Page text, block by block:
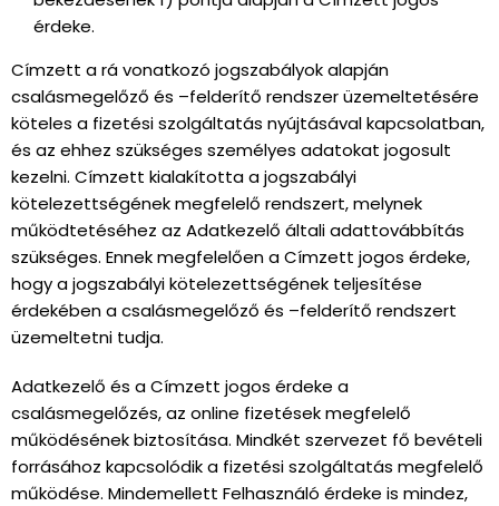
érdeke.
Címzett a rá vonatkozó jogszabályok alapján
csalásmegelőző és –felderítő rendszer üzemeltetésére
köteles a fizetési szolgáltatás nyújtásával kapcsolatban,
és az ehhez szükséges személyes adatokat jogosult
kezelni. Címzett kialakította a jogszabályi
kötelezettségének megfelelő rendszert, melynek
működtetéséhez az Adatkezelő általi adattovábbítás
szükséges. Ennek megfelelően a Címzett jogos érdeke,
hogy a jogszabályi kötelezettségének teljesítése
érdekében a csalásmegelőző és –felderítő rendszert
üzemeltetni tudja.
Adatkezelő és a Címzett jogos érdeke a
csalásmegelőzés, az online fizetések megfelelő
működésének biztosítása. Mindkét szervezet fő bevételi
forrásához kapcsolódik a fizetési szolgáltatás megfelelő
működése. Mindemellett Felhasználó érdeke is mindez,